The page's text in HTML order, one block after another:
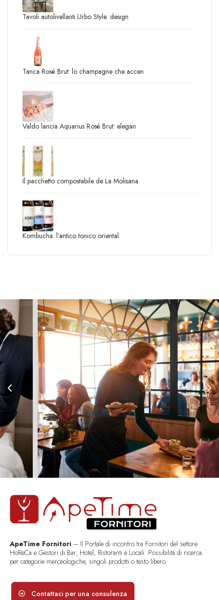
Tavoli autolivellanti Urbo Style: design
Tanca Rosé Brut: lo champagne che accen
Valdo lancia Aquarius Rosé Brut: elegan
Il pacchetto compostabile de La Molisana
Kombucha: l’antico tonico oriental
ApeTime Fornitori – Il Portale di incontro tra Fornitori del settore
HoReCa e Gestori di Bar, Hotel, Ristoranti e Locali. Possibilità di ricerca
per categorie merceologiche, singoli prodotti o testo libero..
Contattaci per una consulenza